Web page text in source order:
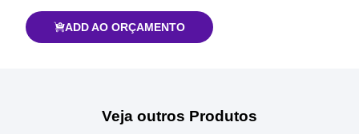
ADD AO ORÇAMENTO
Veja outros Produtos